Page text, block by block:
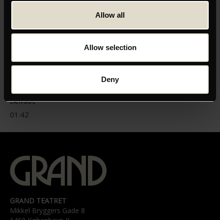
Allow all
Allow selection
Deny
https://www.youtube.com/watch?v=L7paMnPLDMA
LÆNGDE
01:42
GRAND TEATRET
Mikkel Bryggers Gade 8